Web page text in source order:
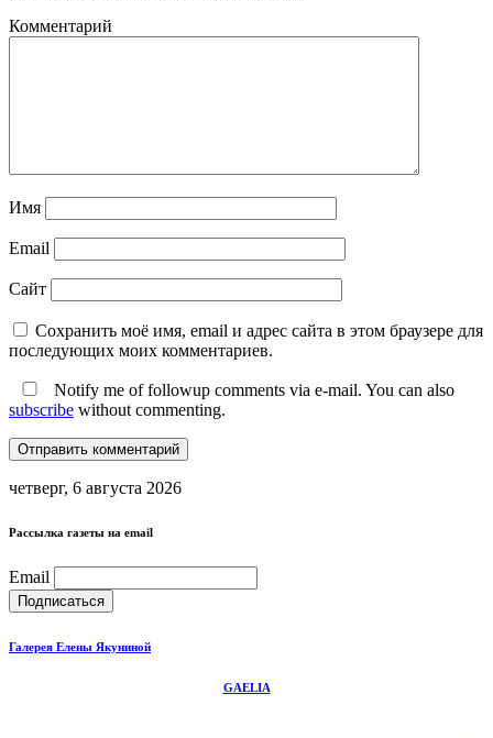
Комментарий
Имя
Email
Сайт
Сохранить моё имя, email и адрес сайта в этом браузере для
последующих моих комментариев.
Notify me of followup comments via e-mail. You can also
subscribe without commenting.
четверг, 6 августа 2026
Рассылка газеты на email
Email
Галерея Елены Якуниной
GAELIA